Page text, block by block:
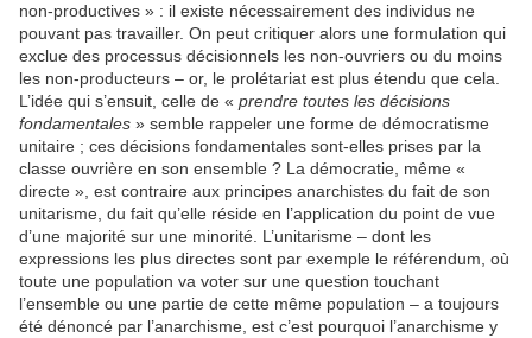
non-productives » : il existe nécessairement des individus ne
pouvant pas travailler. On peut critiquer alors une formulation qui
exclue des processus décisionnels les non-ouvriers ou du moins
les non-producteurs – or, le prolétariat est plus étendu que cela.
L’idée qui s’ensuit, celle de « prendre toutes les décisions
fondamentales » semble rappeler une forme de démocratisme
unitaire ; ces décisions fondamentales sont-elles prises par la
classe ouvrière en son ensemble ? La démocratie, même «
directe », est contraire aux principes anarchistes du fait de son
unitarisme, du fait qu’elle réside en l’application du point de vue
d’une majorité sur une minorité. L’unitarisme – dont les
expressions les plus directes sont par exemple le référendum, où
toute une population va voter sur une question touchant
l’ensemble ou une partie de cette même population – a toujours
été dénoncé par l’anarchisme, est c’est pourquoi l’anarchisme y